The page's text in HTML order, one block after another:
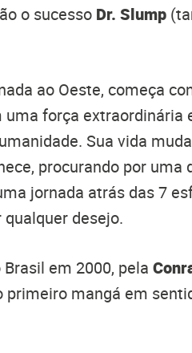
o sucesso Dr. Slump
ao Oeste, começa
força extraordinária
Sua vida
procurando por uma
jornada atrás das 7
desejo.
em 2000, pela
primeiro mangá em